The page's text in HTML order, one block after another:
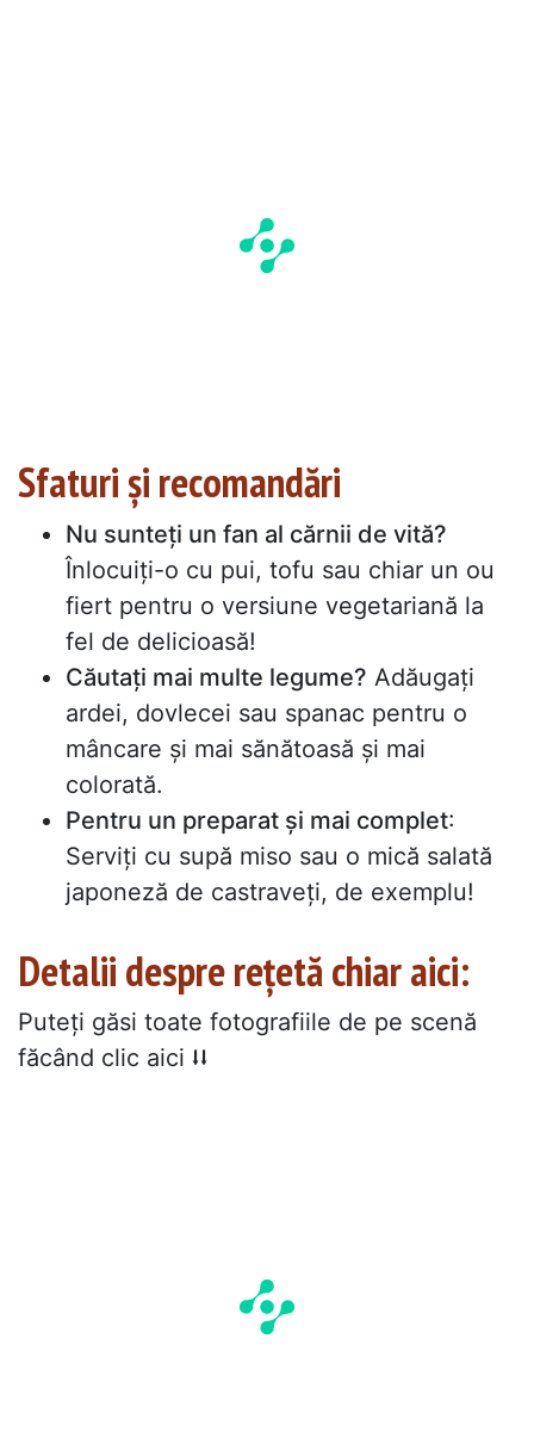
Sfaturi și recomandări
Nu sunteți un fan al cărnii de vită?
Înlocuiți-o cu pui, tofu sau chiar un ou
fiert pentru o versiune vegetariană la
fel de delicioasă!
Căutați mai multe legume? Adăugați
ardei, dovlecei sau spanac pentru o
mâncare și mai sănătoasă și mai
colorată.
Pentru un preparat și mai complet:
Serviți cu supă miso sau o mică salată
japoneză de castraveți, de exemplu!
Detalii despre rețetă chiar aici:
Puteți găsi toate fotografiile de pe scenă
făcând clic aici ⭣⭣